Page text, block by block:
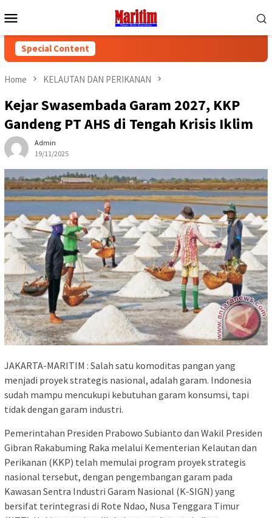
to
Menu
Special Content
Home KELAUTAN DAN PERIKANAN
Kejar Swasembada Garam 2027, KKP
Gandeng PT AHS di Tengah Krisis Iklim
Admin
19/11/2025
JAKARTA-MARITIM : Salah satu komoditas pangan yang
menjadi proyek strategis nasional, adalah garam. Indonesia
sudah mampu mencukupi kebutuhan garam konsumsi, tapi
tidak dengan garam industri.
Pemerintahan Presiden Prabowo Subianto dan Wakil Presiden
Gibran Rakabuming Raka melalui Kementerian Kelautan dan
Perikanan (KKP) telah memulai program proyek strategis
nasional tersebut, dengan pengembangan garam pada
Kawasan Sentra Industri Garam Nasional (K-SIGN) yang
bersifat terintegrasi di Rote Ndao, Nusa Tenggara Timur